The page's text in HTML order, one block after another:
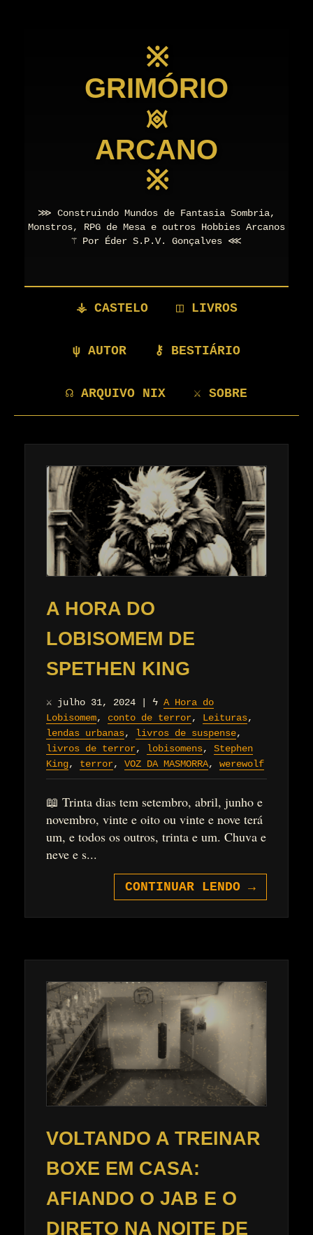
※
GRIMÓRIO
𖥜
ARCANO
※
⋙ Construindo Mundos de Fantasia Sombria,
Monstros, RPG de Mesa e outros Hobbies Arcanos
⚚ Por Éder S.P.V. Gonçalves ⋘
⚶ CASTELO ◫ LIVROS
ψ AUTOR ⚷ BESTIÁRIO
☊ ARQUIVO NIX ⚔ SOBRE
A HORA DO
LOBISOMEM DE
SPETHEN KING
⚔ julho 31, 2024 ϟ A Hora do
Lobisomem, conto de terror, Leituras,
lendas urbanas, livros de suspense,
livros de terror, lobisomens, Stephen
King, terror, VOZ DA MASMORRA, werewolf
📖 Trinta dias tem setembro, abril, junho e
novembro, vinte e oito ou vinte e nove terá
um, e todos os outros, trinta e um. Chuva e
neve e s...
CONTINUAR LENDO →
VOLTANDO A TREINAR
BOXE EM CASA:
AFIANDO O JAB E O
DIRETO NA NOITE DE